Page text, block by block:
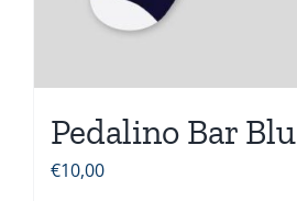
Pedalino Bar Blu
€10,00